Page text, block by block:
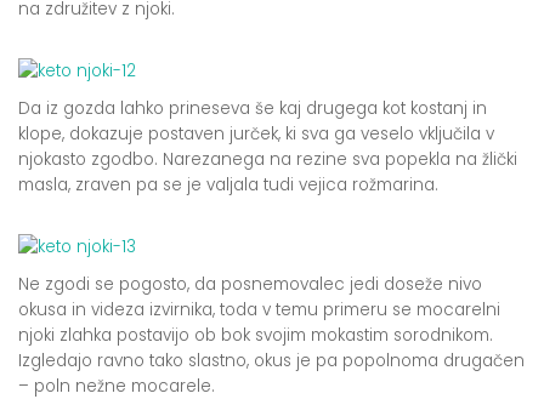
na združitev z njoki.
Da iz gozda lahko prineseva še kaj drugega kot kostanj in
klope, dokazuje postaven jurček, ki sva ga veselo vključila v
njokasto zgodbo. Narezanega na rezine sva popekla na žlički
masla, zraven pa se je valjala tudi vejica rožmarina.
Ne zgodi se pogosto, da posnemovalec jedi doseže nivo
okusa in videza izvirnika, toda v temu primeru se mocarelni
njoki zlahka postavijo ob bok svojim mokastim sorodnikom.
Izgledajo ravno tako slastno, okus je pa popolnoma drugačen
– poln nežne mocarele.